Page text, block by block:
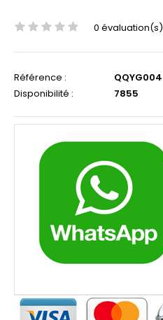
0 évaluation(s)
Référence :
QQYG004
Disponibilité :
7855